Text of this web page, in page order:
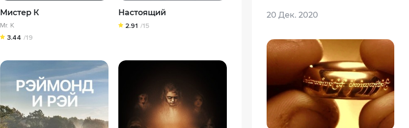
Мистер К
Mr. K
3.44 /19
Настоящий
2.91 /15
20 Дек. 2020